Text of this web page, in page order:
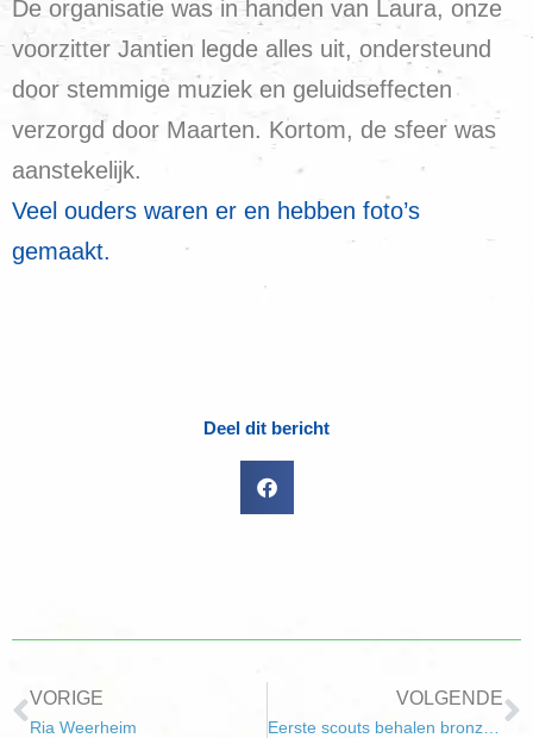
De organisatie was in handen van Laura, onze
voorzitter Jantien legde alles uit, ondersteund
door stemmige muziek en geluidseffecten
verzorgd door Maarten. Kortom, de sfeer was
aanstekelijk.
Veel ouders waren er en hebben foto’s
gemaakt.
Deel dit bericht
VORIGE
Ria Weerheim
VOLGENDE
Eerste scouts behalen bronzen award